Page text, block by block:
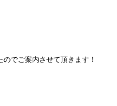
でご案内させて頂きます！